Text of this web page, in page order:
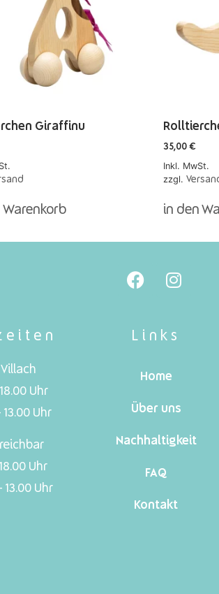
Giraffinu
Warenkorb
35,00 €
Inkl. MwSt.
zzgl.
in den
Uhr
Uhr
Uhr
Uhr
Links
Home
Über uns
Nachhaltigkeit
FAQ
Kontakt